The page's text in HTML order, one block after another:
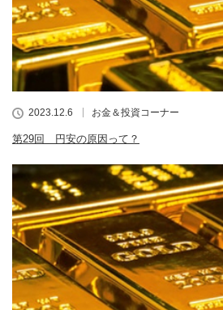
2023.12.6 お金＆投資コーナー
第29回 円安の原因って？